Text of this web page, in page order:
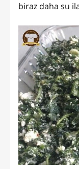
biraz daha su